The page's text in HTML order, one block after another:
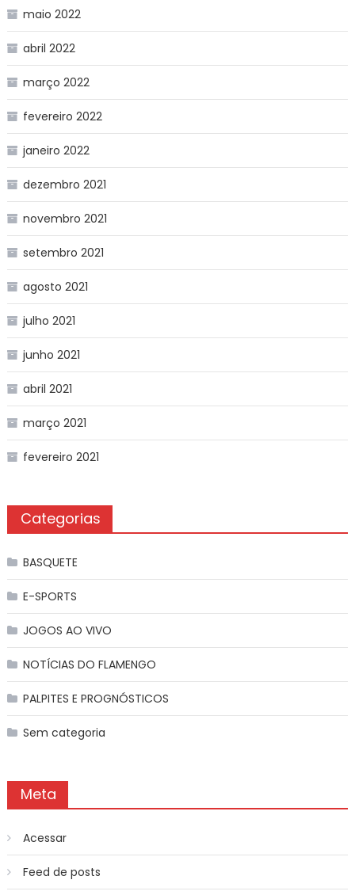
maio 2022
abril 2022
março 2022
fevereiro 2022
janeiro 2022
dezembro 2021
novembro 2021
setembro 2021
agosto 2021
julho 2021
junho 2021
abril 2021
março 2021
fevereiro 2021
Categorias
BASQUETE
E-SPORTS
JOGOS AO VIVO
NOTÍCIAS DO FLAMENGO
PALPITES E PROGNÓSTICOS
Sem categoria
Meta
Acessar
Feed de posts